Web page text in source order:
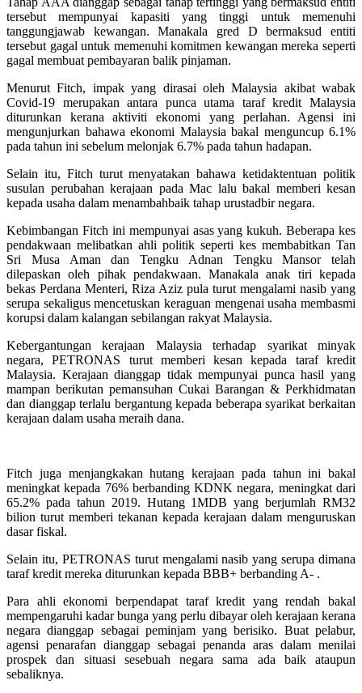
tersebut mempunyai kapasiti yang tinggi untuk memenuhi
tanggungjawab kewangan. Manakala gred D bermaksud entiti
tersebut gagal untuk memenuhi komitmen kewangan mereka seperti
gagal membuat pembayaran balik pinjaman.
Menurut Fitch, impak yang dirasai oleh Malaysia akibat wabak
Covid-19 merupakan antara punca utama taraf kredit Malaysia
diturunkan kerana aktiviti ekonomi yang perlahan. Agensi ini
mengunjurkan bahawa ekonomi Malaysia bakal menguncup 6.1%
pada tahun ini sebelum melonjak 6.7% pada tahun hadapan.
Selain itu, Fitch turut menyatakan bahawa ketidaktentuan politik
susulan perubahan kerajaan pada Mac lalu bakal memberi kesan
kepada usaha dalam menambahbaik tahap urustadbir negara.
Kebimbangan Fitch ini mempunyai asas yang kukuh. Beberapa kes
pendakwaan melibatkan ahli politik seperti kes membabitkan Tan
Sri Musa Aman dan Tengku Adnan Tengku Mansor telah
dilepaskan oleh pihak pendakwaan. Manakala anak tiri kepada
bekas Perdana Menteri, Riza Aziz pula turut mengalami nasib yang
serupa sekaligus mencetuskan keraguan mengenai usaha membasmi
korupsi dalam kalangan sebilangan rakyat Malaysia.
Kebergantungan kerajaan Malaysia terhadap syarikat minyak
negara, PETRONAS turut memberi kesan kepada taraf kredit
Malaysia. Kerajaan dianggap tidak mempunyai punca hasil yang
mampan berikutan pemansuhan Cukai Barangan & Perkhidmatan
dan dianggap terlalu bergantung kepada beberapa syarikat berkaitan
kerajaan dalam usaha meraih dana.
Fitch juga menjangkakan hutang kerajaan pada tahun ini bakal
meningkat kepada 76% berbanding KDNK negara, meningkat dari
65.2% pada tahun 2019. Hutang 1MDB yang berjumlah RM32
bilion turut memberi tekanan kepada kerajaan dalam menguruskan
dasar fiskal.
Selain itu, PETRONAS turut mengalami nasib yang serupa dimana
taraf kredit mereka diturunkan kepada BBB+ berbanding A- .
Para ahli ekonomi berpendapat taraf kredit yang rendah bakal
mempengaruhi kadar bunga yang perlu dibayar oleh kerajaan kerana
negara dianggap sebagai peminjam yang berisiko. Buat pelabur,
agensi penarafan dianggap sebagai penanda aras dalam menilai
prospek dan situasi sesebuah negara sama ada baik ataupun
sebaliknya.